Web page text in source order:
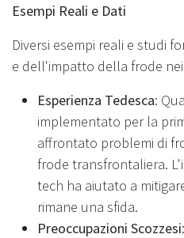
Esempi Reali e Dati
Diversi esempi reali e studi
e dell'impatto della frode nei
Esperienza Tedesca:
implementato per la
affrontato problemi di
frode transfrontaliera.
tech ha aiutato a
rimane una sfida.
Preoccupazioni Scozzesi